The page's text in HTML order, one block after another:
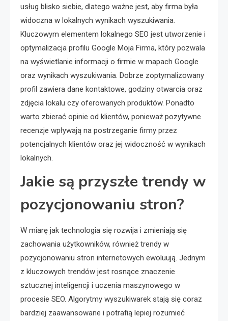
usług blisko siebie, dlatego ważne jest, aby firma była
widoczna w lokalnych wynikach wyszukiwania.
Kluczowym elementem lokalnego SEO jest utworzenie i
optymalizacja profilu Google Moja Firma, który pozwala
na wyświetlanie informacji o firmie w mapach Google
oraz wynikach wyszukiwania. Dobrze zoptymalizowany
profil zawiera dane kontaktowe, godziny otwarcia oraz
zdjęcia lokalu czy oferowanych produktów. Ponadto
warto zbierać opinie od klientów, ponieważ pozytywne
recenzje wpływają na postrzeganie firmy przez
potencjalnych klientów oraz jej widoczność w wynikach
lokalnych.
Jakie są przyszłe trendy w
pozycjonowaniu stron?
W miarę jak technologia się rozwija i zmieniają się
zachowania użytkowników, również trendy w
pozycjonowaniu stron internetowych ewoluują. Jednym
z kluczowych trendów jest rosnące znaczenie
sztucznej inteligencji i uczenia maszynowego w
procesie SEO. Algorytmy wyszukiwarek stają się coraz
bardziej zaawansowane i potrafią lepiej rozumieć